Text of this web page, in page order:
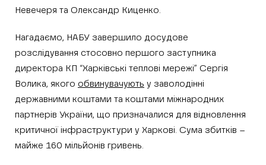
Невечеря та Олександр Киценко.
Нагадаємо, НАБУ завершило досудове
розслідування стосовно першого заступника
директора КП “Харківські теплові мережі” Сергія
Волика, якого обвинувачують у заволодінні
державними коштами та коштами міжнародних
партнерів України, що призначалися для відновлення
критичної інфраструктури у Харкові. Сума збитків –
майже 160 мільйонів гривень.